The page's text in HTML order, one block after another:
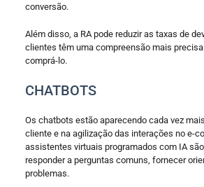
conversão.
Além disso, a RA pode reduzir as taxas de
clientes têm uma compreensão mais
comprá-lo.
CHATBOTS
Os chatbots estão aparecendo cada vez
cliente e na agilização das interações no e-
assistentes virtuais programados com IA
responder a perguntas comuns, fornecer
problemas.